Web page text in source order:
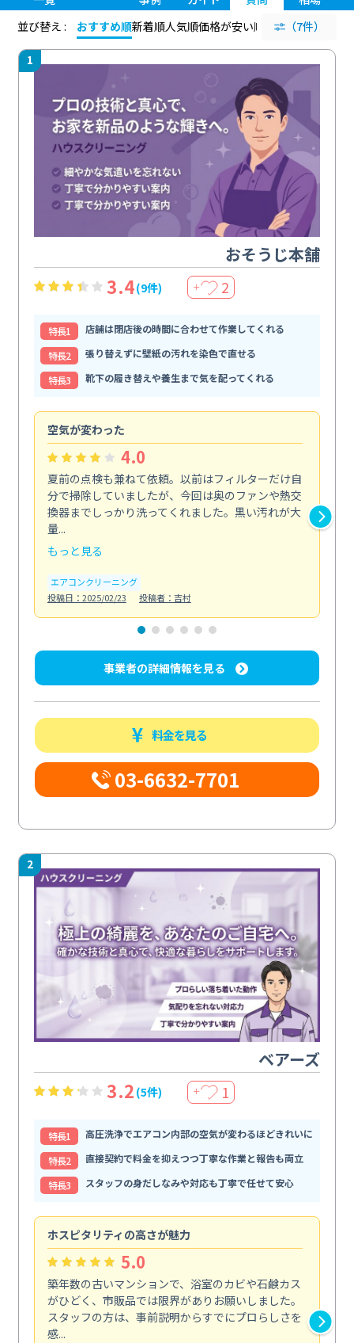
並び替え :
おすすめ順新着順人気順価格が安い順 評価が高い順
（7件）
1
おそうじ本舗
3.4(9件) ＋ 2
特⻑1
店舗は閉店後の時間に合わせて作業してくれる
特⻑2
張り替えずに壁紙の汚れを染色で直せる
特⻑3
靴下の履き替えや養生まで気を配ってくれる
空気が変わった
4.0
夏前の点検も兼ねて依頼。以前はフィルターだけ自
分で掃除していましたが、今回は奥のファンや熱交
換器までしっかり洗ってくれました。黒い汚れが大
量...
もっと見る
エアコンクリーニング
投稿日：2025/02/23
投稿者：吉村
事業者の詳細情報を見る
料金を見る
03-6632-7701
2
ベアーズ
3.2 (5件) ＋ 1
特⻑1
高圧洗浄でエアコン内部の空気が変わるほどきれいに
特⻑2
直接契約で料金を抑えつつ丁寧な作業と報告も両立
特⻑3
スタッフの身だしなみや対応も丁寧で任せて安心
ホスピタリティの高さが魅力
5.0
築年数の古いマンションで、浴室のカビや石鹸カス
がひどく、市販品では限界がありお願いしました。
スタッフの方は、事前説明からすでにプロらしさを
感...